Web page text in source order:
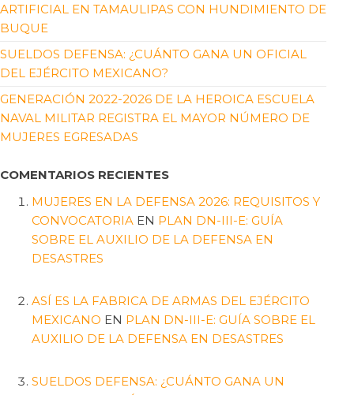
ARTIFICIAL EN TAMAULIPAS CON HUNDIMIENTO DE
BUQUE
SUELDOS DEFENSA: ¿CUÁNTO GANA UN OFICIAL
DEL EJÉRCITO MEXICANO?
GENERACIÓN 2022-2026 DE LA HEROICA ESCUELA
NAVAL MILITAR REGISTRA EL MAYOR NÚMERO DE
MUJERES EGRESADAS
COMENTARIOS RECIENTES
MUJERES EN LA DEFENSA 2026: REQUISITOS Y
CONVOCATORIA EN PLAN DN-III-E: GUÍA
SOBRE EL AUXILIO DE LA DEFENSA EN
DESASTRES
ASÍ ES LA FABRICA DE ARMAS DEL EJÉRCITO
MEXICANO EN PLAN DN-III-E: GUÍA SOBRE EL
AUXILIO DE LA DEFENSA EN DESASTRES
SUELDOS DEFENSA: ¿CUÁNTO GANA UN